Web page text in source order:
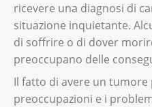
Non esistono prove
dimostrano come
il pensiero negativo o lo
cancro. Nemmeno se
processo di guarigione.
ricevere una diagnosi di
situazione inquietante.
di soffrire o di dover
preoccupano delle
Il fatto di avere un
preoccupazioni e i